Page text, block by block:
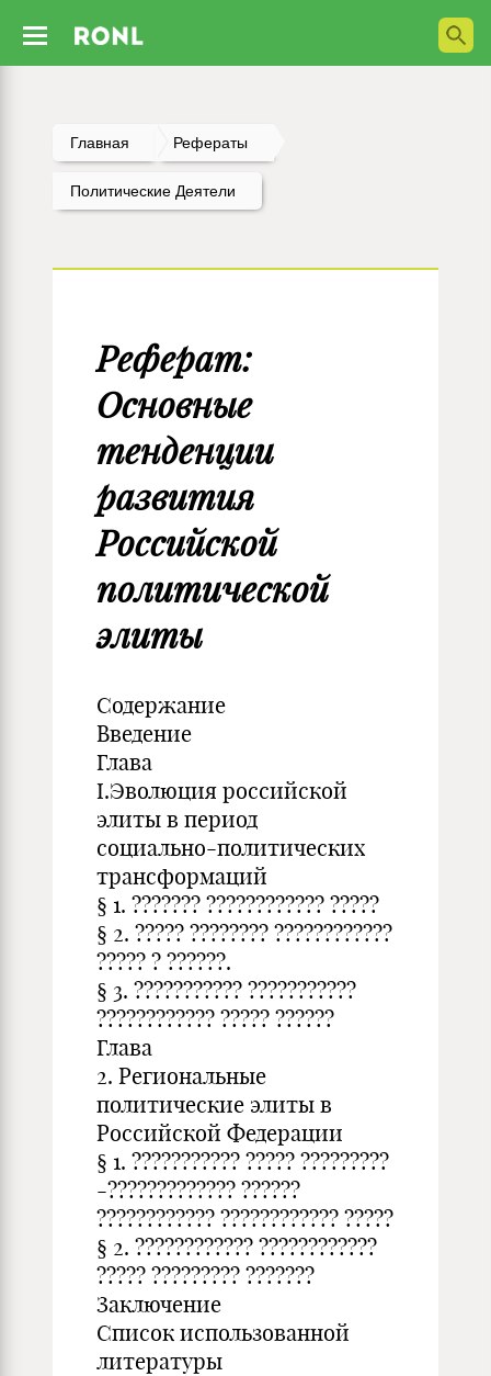
Главная Рефераты
Политические Деятели
Реферат:
Основные
тенденции
развития
Российской
политической
элиты
Содержание
Введение
Глава
I.Эволюция российской
элиты в период
социально-политических
трансформаций
§ 1. ??????? ???????????? ?????
§ 2. ????? ???????? ????????????
????? ? ??????.
§ 3. ??????????? ???????????
???????????? ????? ??????
Глава
2. Региональные
политические элиты в
Российской Федерации
§ 1. ??????????? ????? ?????????
-????????????? ??????
???????????? ???????????? ?????
§ 2. ???????????? ????????????
????? ????????? ???????
Заключение
Список использованной
литературы